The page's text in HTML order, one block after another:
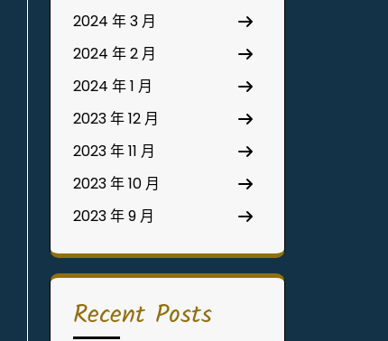
2024 年 3 月
2024 年 2 月
2024 年 1 月
2023 年 12 月
2023 年 11 月
2023 年 10 月
2023 年 9 月
Recent Posts